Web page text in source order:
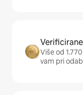
Više od
vam pri